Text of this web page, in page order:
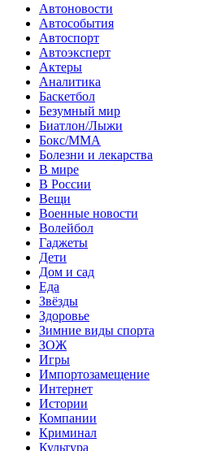
Автоновости
Автособытия
Автоспорт
Автоэксперт
Актеры
Аналитика
Баскетбол
Безумный мир
Биатлон/Лыжи
Бокс/MMA
Болезни и лекарства
В мире
В России
Вещи
Военные новости
Волейбол
Гаджеты
Дети
Дом и сад
Еда
Звёзды
Здоровье
Зимние виды спорта
ЗОЖ
Игры
Импортозамещение
Интернет
Истории
Компании
Криминал
Культура